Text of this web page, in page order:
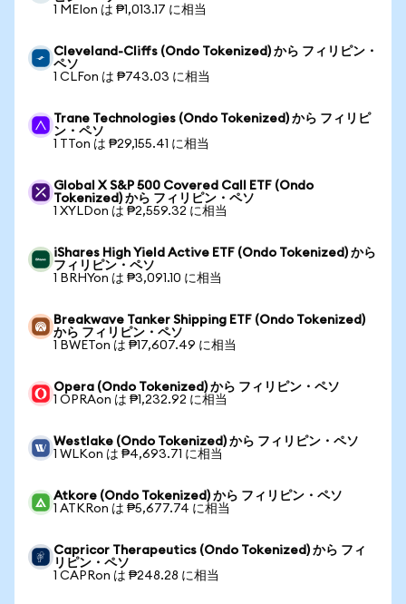
1 MEIon は ₱1,013.17 に相当
Cleveland-Cliffs (Ondo Tokenized) から フィリピン・
ペソ
1 CLFon は ₱743.03 に相当
Trane Technologies (Ondo Tokenized) から フィリピ
ン・ペソ
1 TTon は ₱29,155.41 に相当
Global X S&P 500 Covered Call ETF (Ondo
Tokenized) から フィリピン・ペソ
1 XYLDon は ₱2,559.32 に相当
iShares High Yield Active ETF (Ondo Tokenized) から
フィリピン・ペソ
1 BRHYon は ₱3,091.10 に相当
Breakwave Tanker Shipping ETF (Ondo Tokenized)
から フィリピン・ペソ
1 BWETon は ₱17,607.49 に相当
Opera (Ondo Tokenized) から フィリピン・ペソ
1 OPRAon は ₱1,232.92 に相当
Westlake (Ondo Tokenized) から フィリピン・ペソ
1 WLKon は ₱4,693.71 に相当
Atkore (Ondo Tokenized) から フィリピン・ペソ
1 ATKRon は ₱5,677.74 に相当
Capricor Therapeutics (Ondo Tokenized) から フィ
リピン・ペソ
1 CAPRon は ₱248.28 に相当